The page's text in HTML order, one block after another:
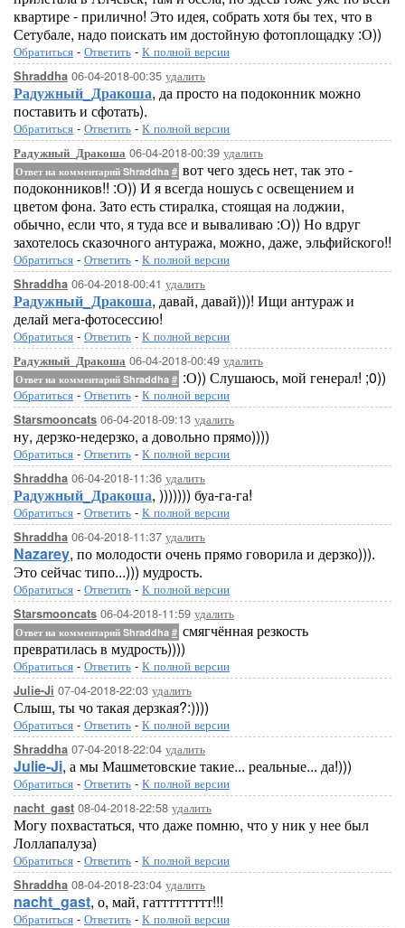
квартире - прилично! Это идея, собрать хотя бы тех, что в
Сетубале, надо поискать им достойную фотоплощадку :О))
Обратиться - Ответить - К полной версии
Shraddha 06-04-2018-00:35 удалить
Радужный_Дракоша, да просто на подоконник можно
поставить и сфотать).
Обратиться - Ответить - К полной версии
Радужный_Дракоша 06-04-2018-00:39 удалить
Ответ на комментарий Shraddha # вот чего здесь нет, так это -
подоконников!! :О)) И я всегда ношусь с освещением и
цветом фона. Зато есть стиралка, стоящая на лоджии,
обычно, если что, я туда все и вываливаю :О)) Но вдруг
захотелось сказочного антуража, можно, даже, эльфийского!!
Обратиться - Ответить - К полной версии
Shraddha 06-04-2018-00:41 удалить
Радужный_Дракоша, давай, давай)))! Ищи антураж и
делай мега-фотосессию!
Обратиться - Ответить - К полной версии
Радужный_Дракоша 06-04-2018-00:49 удалить
Ответ на комментарий Shraddha # :О)) Слушаюсь, мой генерал! ;0))
Обратиться - Ответить - К полной версии
Starsmooncats 06-04-2018-09:13 удалить
ну, дерзко-недерзко, а довольно прямо))))
Обратиться - Ответить - К полной версии
Shraddha 06-04-2018-11:36 удалить
Радужный_Дракоша, ))))))) буа-га-га!
Обратиться - Ответить - К полной версии
Shraddha 06-04-2018-11:37 удалить
Nazarey, по молодости очень прямо говорила и дерзко))).
Это сейчас типо...))) мудрость.
Обратиться - Ответить - К полной версии
Starsmooncats 06-04-2018-11:59 удалить
Ответ на комментарий Shraddha # смягчённая резкость
превратилась в мудрость))))
Обратиться - Ответить - К полной версии
Julie-Ji 07-04-2018-22:03 удалить
Слыш, ты чо такая дерзкая?:))))
Обратиться - Ответить - К полной версии
Shraddha 07-04-2018-22:04 удалить
Julie-Ji, а мы Машметовские такие... реальные... да!)))
Обратиться - Ответить - К полной версии
nacht_gast 08-04-2018-22:58 удалить
Могу похвастаться, что даже помню, что у ник у нее был
Лоллапалуза)
Обратиться - Ответить - К полной версии
Shraddha 08-04-2018-23:04 удалить
nacht_gast, о, май, гаттттттттт!!!
Обратиться - Ответить - К полной версии